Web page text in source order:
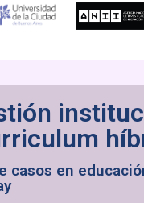
casos en